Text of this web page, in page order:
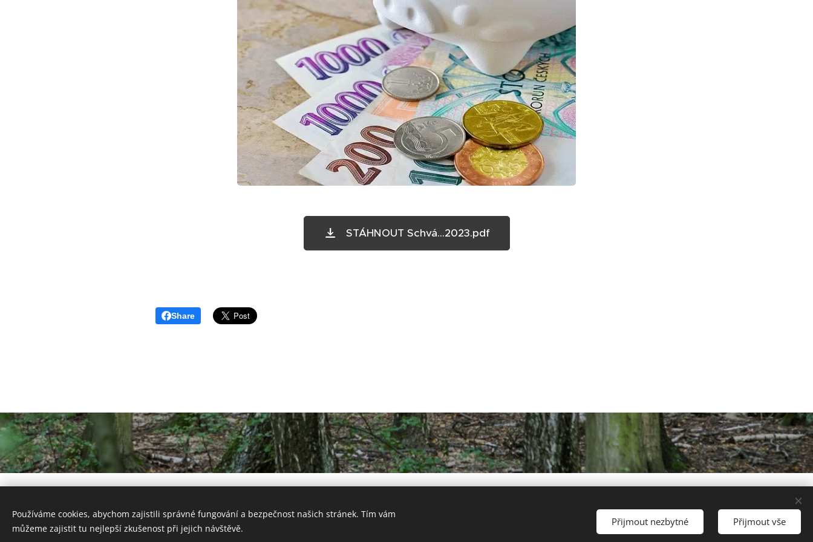
STÁHNOUT Schvá...2023.pdf
Share
Vytvořeno službou
Používáme cookies, abychom zajistili správné fungování a bezpečnost našich stránek. Tím vám
můžeme zajistit tu nejlepší zkušenost při jejich návštěvě.
Přijmout nezbytné Přijmout vše